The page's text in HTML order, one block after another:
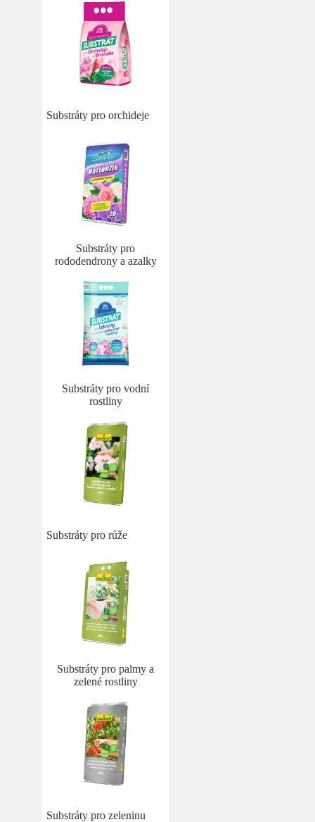
Substráty pro orchideje
Substráty pro
rododendrony a azalky
Substráty pro vodní
rostliny
Substráty pro růže
Substráty pro palmy a
zelené rostliny
Substráty pro zeleninu